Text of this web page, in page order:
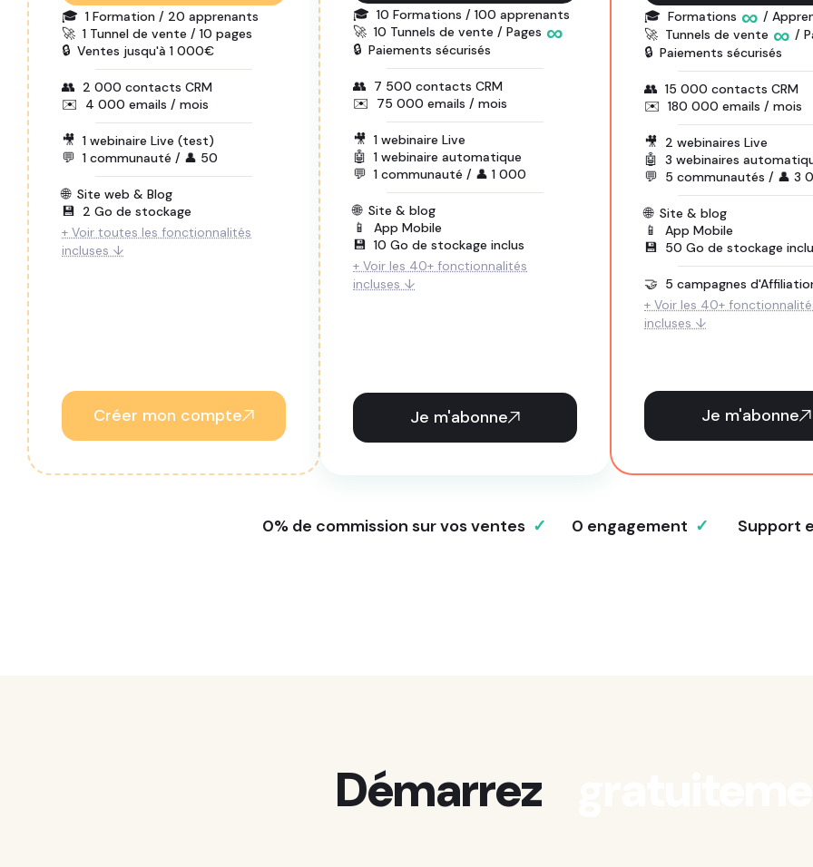
🎓 1 Formation / 20 apprenants
🚀 1 Tunnel de vente / 10 pages
🔒 Ventes jusqu'à 1 000€
👥 2 000 contacts CRM
✉️ 4 000 emails / mois
🎥 1 webinaire Live (test)
💬 1 communauté / 👤 50
🌐 Site web & Blog
💾 2 Go de stockage
+ Voir toutes les fonctionnalités
incluses ↓
Créer mon compte
🎓 10 Formations / 100 apprenants
🚀 10 Tunnels de vente / Pages ∞
🔒 Paiements sécurisés
👥 7 500 contacts CRM
✉️ 75 000 emails / mois
🎥 1 webinaire Live
🤖 1 webinaire automatique
💬 1 communauté / 👤 1 000
🌐 Site & blog
📱 App Mobile
💾 10 Go de stockage inclus
+ Voir les 40+ fonctionnalités
incluses ↓
Je m'abonne
🎓 Formations ∞ /
🚀 Tunnels de vente ∞ /
🔒 Paiements sécurisés
👥 15 000 contacts CRM
✉️ 180 000 emails / mois
🎥 2 webinaires Live
🤖 3 webinaires
💬 5 communautés / 👤 3
🌐 Site & blog
📱 App Mobile
💾 50 Go de stockage
🤝 5 campagnes
+ Voir les 40+
incluses ↓
Je m'abonne
0% de commission sur vos ventes ✓ 0 engagement ✓ Support
Démarrez